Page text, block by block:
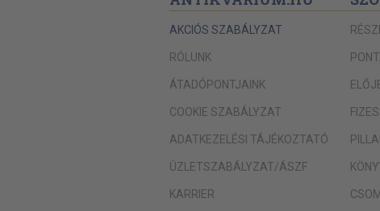
AKCIÓS SZABÁLYZAT
RÓLUNK
ÁTADÓPONTJAINK
COOKIE SZABÁLYZAT
ADATKEZELÉSI TÁJÉKOZTATÓ
ÜZLETSZABÁLYZAT/ÁSZF
KARRIER